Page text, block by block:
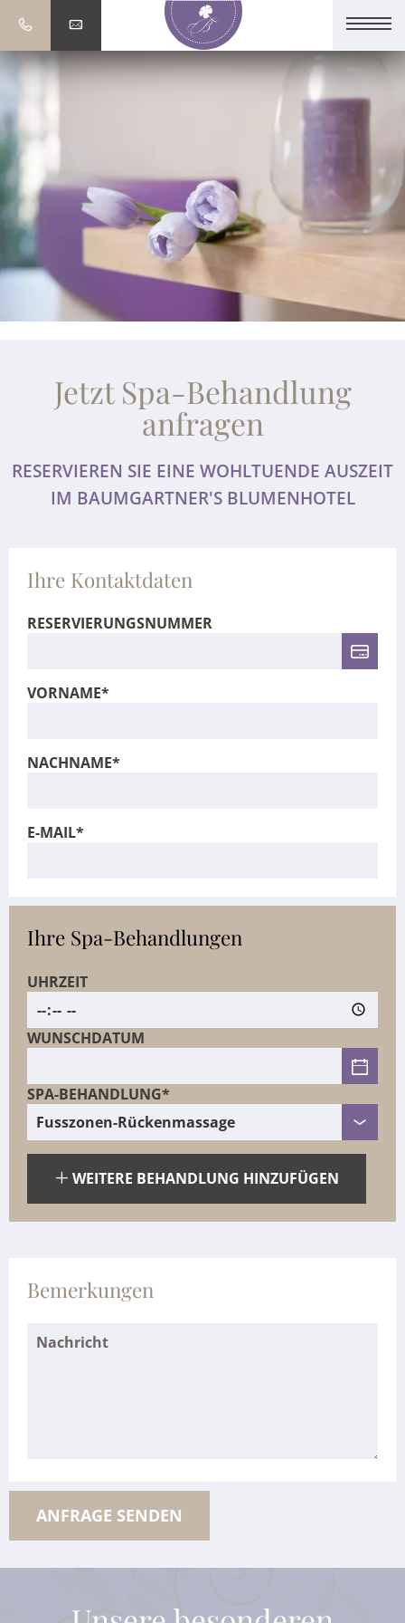
Jetzt Spa-Behandlung
anfragen
RESERVIEREN SIE EINE WOHLTUENDE AUSZEIT
IM BAUMGARTNER'S BLUMENHOTEL
Ihre Kontaktdaten
RESERVIERUNGSNUMMER
VORNAME*
NACHNAME*
E-MAIL*
Ihre Spa-Behandlungen
SPA-BEHANDLUNG*
WUNSCHDATUM
UHRZEIT
WEITERE BEHANDLUNG HINZUFÜGEN
Bemerkungen